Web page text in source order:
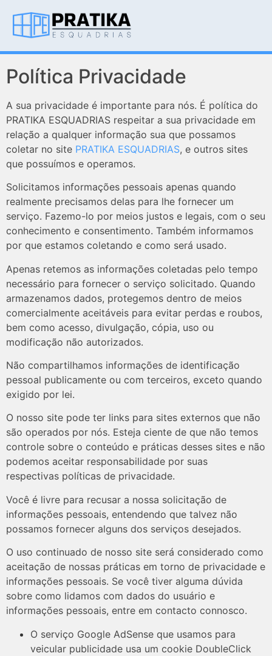
Política Privacidade
A sua privacidade é importante para nós. É política do
PRATIKA ESQUADRIAS respeitar a sua privacidade em
relação a qualquer informação sua que possamos
coletar no site PRATIKA ESQUADRIAS, e outros sites
que possuímos e operamos.
Solicitamos informações pessoais apenas quando
realmente precisamos delas para lhe fornecer um
serviço. Fazemo-lo por meios justos e legais, com o seu
conhecimento e consentimento. Também informamos
por que estamos coletando e como será usado.
Apenas retemos as informações coletadas pelo tempo
necessário para fornecer o serviço solicitado. Quando
armazenamos dados, protegemos dentro de meios
comercialmente aceitáveis ​​para evitar perdas e roubos,
bem como acesso, divulgação, cópia, uso ou
modificação não autorizados.
Não compartilhamos informações de identificação
pessoal publicamente ou com terceiros, exceto quando
exigido por lei.
O nosso site pode ter links para sites externos que não
são operados por nós. Esteja ciente de que não temos
controle sobre o conteúdo e práticas desses sites e não
podemos aceitar responsabilidade por suas
respectivas políticas de privacidade.
Você é livre para recusar a nossa solicitação de
informações pessoais, entendendo que talvez não
possamos fornecer alguns dos serviços desejados.
O uso continuado de nosso site será considerado como
aceitação de nossas práticas em torno de privacidade e
informações pessoais. Se você tiver alguma dúvida
sobre como lidamos com dados do usuário e
informações pessoais, entre em contacto connosco.
O serviço Google AdSense que usamos para
veicular publicidade usa um cookie DoubleClick